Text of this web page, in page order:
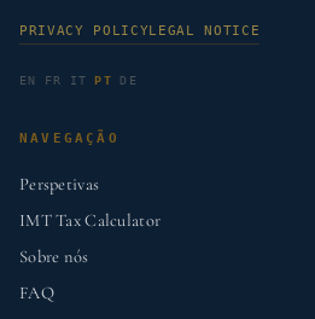
PRIVACY POLICYLEGAL NOTICE
EN FR IT PT DE
NAVEGAÇÃO
Perspetivas
IMT Tax Calculator
Sobre nós
FAQ